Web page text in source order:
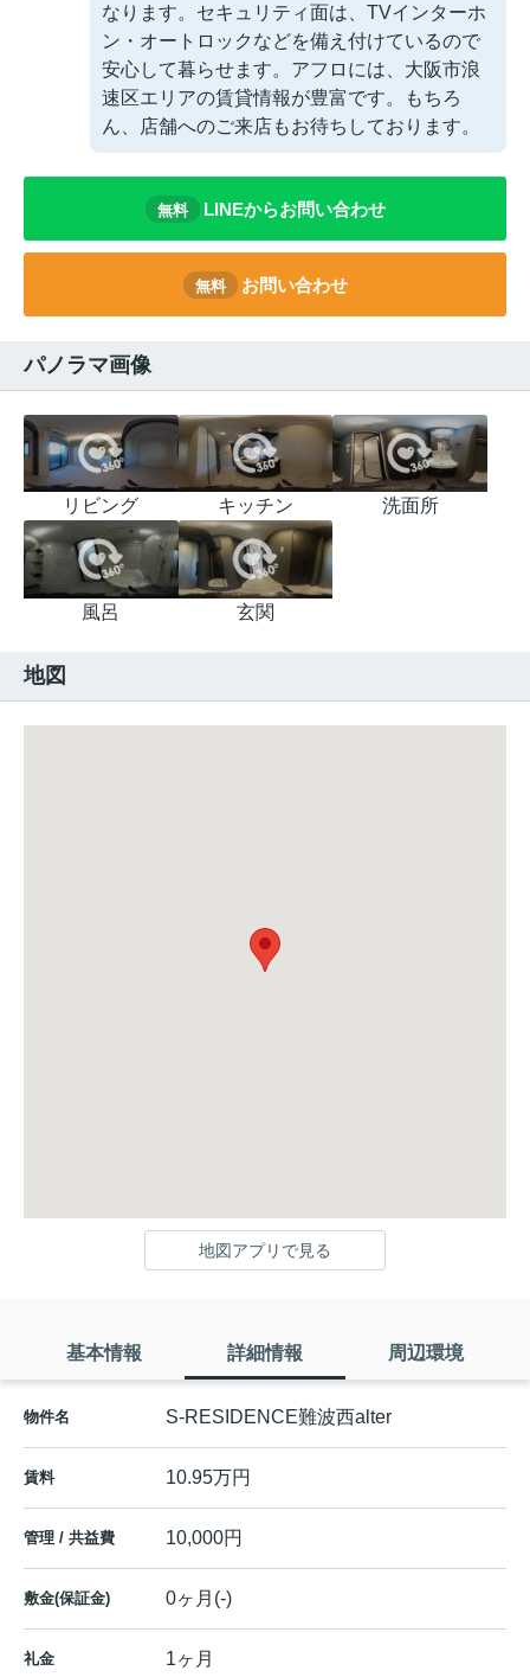
なります。セキュリティ面は、TVインターホ
ン・オートロックなどを備え付けているので
安心して暮らせます。アフロには、大阪市浪
速区エリアの賃貸情報が豊富です。もちろ
ん、店舗へのご来店もお待ちしております。
無料 LINEからお問い合わせ
無料 お問い合わせ
パノラマ画像
リビング キッチン 洗面所
風呂 玄関
地図
地図アプリで見る
基本情報 詳細情報 周辺環境
物件名 S-RESIDENCE難波西alter
賃料 10.95万円
管理 / 共益費 10,000円
敷金(保証金) 0ヶ月(-)
礼金 1ヶ月